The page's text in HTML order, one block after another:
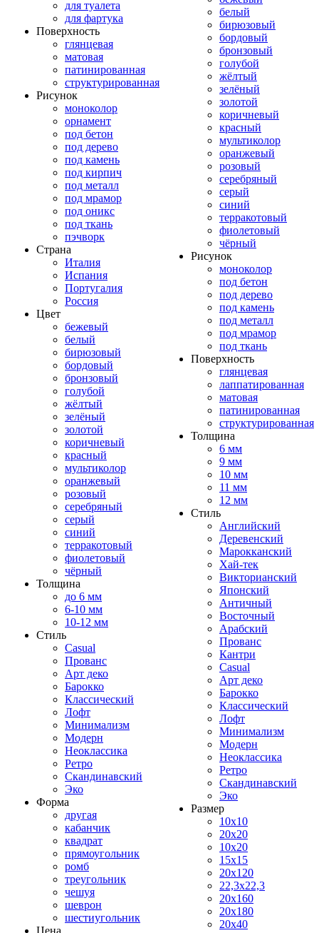
для туалета
для фартука
Поверхность
глянцевая
матовая
патинированная
структурированная
Рисунок
моноколор
орнамент
под бетон
под дерево
под камень
под кирпич
под металл
под мрамор
под оникс
под ткань
пэчворк
Страна
Италия
Испания
Португалия
Россия
Цвет
бежевый
белый
бирюзовый
бордовый
бронзовый
голубой
жёлтый
зелёный
золотой
коричневый
красный
мультиколор
оранжевый
розовый
серебряный
серый
синий
терракотовый
фиолетовый
чёрный
Толщина
до 6 мм
6-10 мм
10-12 мм
Стиль
Casual
Прованс
Арт деко
Барокко
Классический
Лофт
Минимализм
Модерн
Неоклассика
Ретро
Скандинавский
Эко
Форма
другая
кабанчик
квадрат
прямоугольник
ромб
треугольник
чешуя
шеврон
шестиугольник
Цена
белый
бирюзовый
бордовый
бронзовый
голубой
жёлтый
зелёный
золотой
коричневый
красный
мультиколор
оранжевый
розовый
серебряный
серый
синий
терракотовый
фиолетовый
чёрный
Рисунок
моноколор
под бетон
под дерево
под камень
под металл
под мрамор
под ткань
Поверхность
глянцевая
лаппатированная
матовая
патинированная
структурированная
Толщина
6 мм
9 мм
10 мм
11 мм
12 мм
Стиль
Английский
Деревенский
Марокканский
Хай-тек
Викторианский
Японский
Античный
Восточный
Арабский
Прованс
Кантри
Casual
Арт деко
Барокко
Классический
Лофт
Минимализм
Модерн
Неоклассика
Ретро
Скандинавский
Эко
Размер
10x10
20x20
10x20
15x15
20x120
22,3x22,3
20x160
20x180
20x40